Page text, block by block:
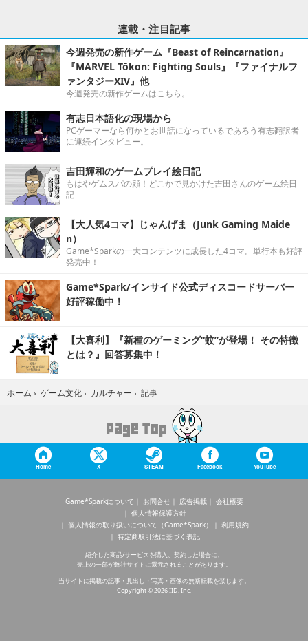
連載・注目記事
今週発売の新作ゲーム『Beast of Reincarnation』
『MARVEL Tōkon: Fighting Souls』『ファイナルフ
ァンタジーXIV』他
今週発売の新作ゲームはこちら。
有志日本語化の現場から
PCゲーマーなら何かとお世話になっているであろう有志翻訳者
に連続インタビュー。
吉田輝和のゲームプレイ絵日記
もはやゲムスパの顔！どこかで見かけた吉田さんのゲーム絵日
記
【大人気4コマ】じゃんげま（Junk Gaming Maide
n）
Game*Sparkの一大コンテンツに成長した4コマ。単行本も好評
発売中！
Game*Spark/インサイド公式ディスコードサーバー
好評稼働中！
【大喜利】『新種のゲーミング“蚊”が登場！ その特徴
とは？』回答募集中！
ホーム › ゲーム文化 › カルチャー › 記事
Home X STEAM Facebook YouTube
Game*Sparkについて お問合せ 広告掲載
会社概要
個人情報保護方針
個人情報の取り扱いについて（Game*Spark）
利用規約
特定商取引法に基づく表記
紹介した商品/サービスを購入、契約した場合に、
売上の一部が弊社サイトに還元されることがあります。
当サイトに掲載の記事・見出し・写真・画像の無断転載を禁じます。
Copyright © 2026 IID, Inc.